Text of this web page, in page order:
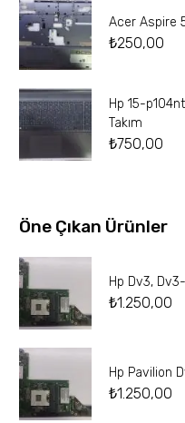
Acer Aspire
₺250,00
Hp 15-
Takım
₺750,00
Öne Çıkan Ürünler
Hp Dv3,
₺1.250,00
Hp Pavilion
₺1.250,00